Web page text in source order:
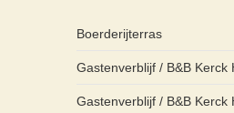
Boerderijterras
Gastenverblijf / B&B Kerck
Gastenverblijf / B&B Kerck